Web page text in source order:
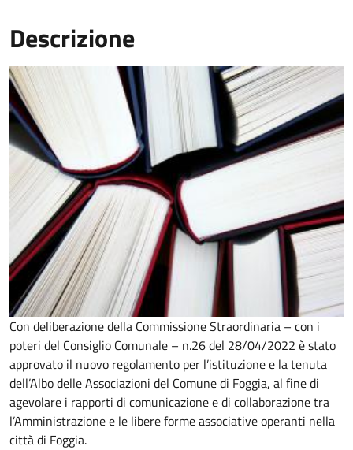
Descrizione
Con deliberazione della Commissione Straordinaria – con i
poteri del Consiglio Comunale – n.26 del 28/04/2022 è stato
approvato il nuovo regolamento per l’istituzione e la tenuta
dell’Albo delle Associazioni del Comune di Foggia, al fine di
agevolare i rapporti di comunicazione e di collaborazione tra
l’Amministrazione e le libere forme associative operanti nella
città di Foggia.